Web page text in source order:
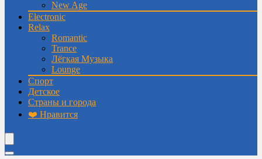
New Age
Electronic
Relax
Romantic
Trance
Лёгкая Музыка
Lounge
Спорт
Детское
Страны и города
❤️ Нравится